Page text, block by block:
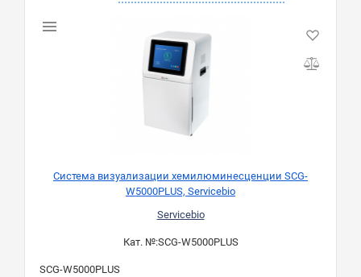
Система визуализации хемилюминесценции SCG-
W5000PLUS, Servicebio
Servicebio
Кат. №:SCG-W5000PLUS
SCG-W5000PLUS